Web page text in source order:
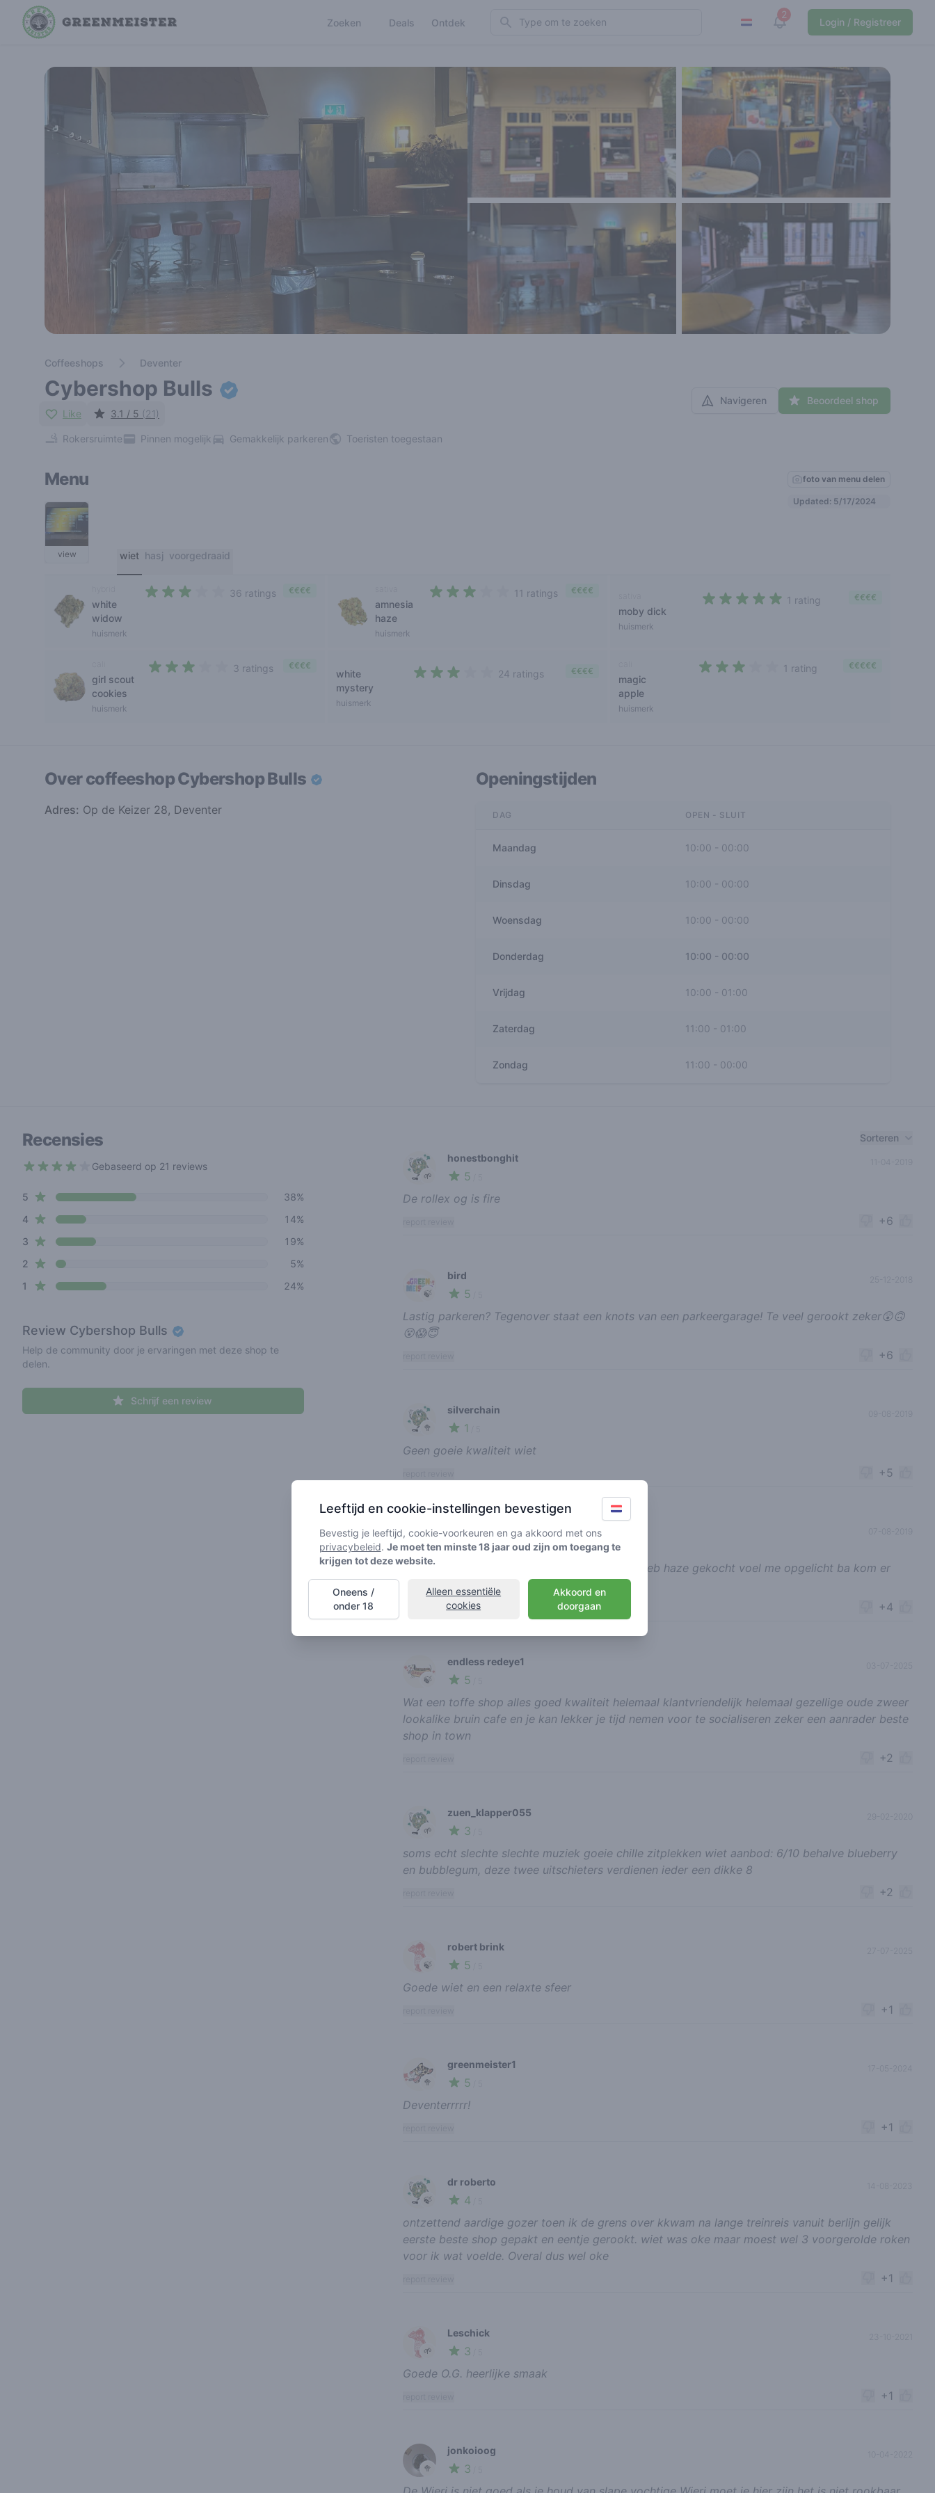
Zoeken Deals Ontdek Search 2
View notifications
Login / Registreer
Coffeeshops Deventer
Cybershop Bulls
Like 3.1 / 5 (21)
Rokersruimte Pinnen mogelijk Gemakkelijk parkeren Toeristen toegestaan
Navigeren Beoordeel shop
Menu
view wiet hasj voorgedraaid
foto van menu delen
Updated: 5/17/2024
white
widow
huismerk
36 ratings €€€€
amnesia
haze
huismerk
11 ratings €€€€
moby dick
huismerk
1 rating €€€€
girl scout
cookies
huismerk
3 ratings €€€€
white
mystery
huismerk
24 ratings €€€€
magic
apple
huismerk
1 rating €€€€€
Over coffeeshopCybershop Bulls
Adres: Op de Keizer 28, Deventer
Openingstijden
DAG OPEN - SLUIT
Maandag 10:00 - 00:00
Dinsdag 10:00 00:00
Woensdag 10:00 - 00:00
Donderdag 10:00 - 00:00
Vrijdag 10:00 - 01:00
Zaterdag 11:00 01:00
Zondag 11:00 - 00:00
Recensies
Gebaseerd op 21 reviews
Review data
5 star reviews
38%
4star reviews
14%
3 star reviews
19%
2 star reviews
5%
1 star reviews 24%
Review Cybershop Bulls
Help de community door je ervaringen met deze shop te
delen.
Schrijf een review
Sorteren
🌱
honestbonghit
5
De rollex og is fire
+6
🍃
bird
5
Lastig parkeren? Tegenover staat een knots van een parkeergarage! Te veel gerookt zeker😲🙃
😵😱😇
+6
🥦
silverchain
1
Geen goeie kwaliteit wiet
+5
🍃
deventer
1/ 5
Wat een vieze zaak allemaal gajes binnen en heb haze gekocht voel me opgelicht ba kom er
niet meer
report review +4
🍃
endless redeye1
5
03-07-2025
Wat een toffe shop alles goed kwaliteit helemaal klantvriendelijk helemaal gezellige oude zweer
lookalike bruin cafe en je kan lekker je tijd nemen voor te socialiseren zeker een aanrader beste
shop in town
+2
🌱
zuen_klapper055
3
soms echt slechte slechte muziek goeie chille zitplekken wiet aanbod: 6/10 behalve blueberry
en bubblegum, deze twee uitschieters verdienen ieder een dikke 8
+2
🍃
robert brink
5
Goede wiet en een relaxte sfeer
+1
🥦
greenmeister1
5
Deventerrrrr!
+1
🍃
dr roberto
4
14-08-2023
ontzettend aardige gozer toen ik de grens over kkwam na lange treinreis vanuit berlijn gelijk
eerste beste shop gepakt en eentje gerookt. wiet was oke maar moest wel 3 voorgerolde roken
voor ik wat voelde. Overal dus wel oke
+1
🌱
Leschick
3
23-10-2021
Goede O.G. heerlijke smaak
+1
🥦
jonkoioog
3
Leeftijd en cookie-instellingen bevestigen
Bevestig je leeftijd, cookie-voorkeuren en ga akkoord met ons
privacybeleid. Je moet ten minste 18 jaar oud zijn om toegang te
krijgen tot deze website.
Akkoord en
doorgaan
Alleen essentiële
cookies
Oneens /
onder 18